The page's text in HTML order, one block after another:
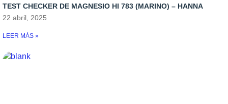
TEST CHECKER DE MAGNESIO HI 783 (MARINO) – HANNA
22 abril, 2025
LEER MÁS »